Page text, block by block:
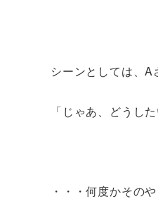
シーンとしては、
「じゃあ、どうし
・・・何度かその